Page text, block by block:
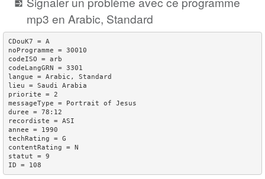
mp3 en Arabic, Standard
CDouK7 = A
noProgramme = 30010
codeISO = arb
codeLangGRN = 3301
langue = Arabic, Standard
lieu = Saudi Arabia
priorite = 2
messageType = Portrait of Jesus
duree = 78:12
recordiste = ASI
annee = 1990
techRating = G
contentRating = N
statut = 9